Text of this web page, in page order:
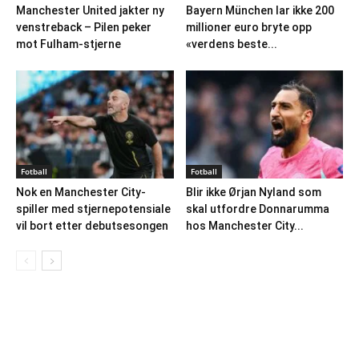
Manchester United jakter ny
venstreback – Pilen peker
mot Fulham-stjerne
Bayern München lar ikke 200
millioner euro bryte opp
«verdens beste...
Fotball
Nok en Manchester City-
spiller med stjernepotensiale
vil bort etter debutsesongen
Fotball
Blir ikke Ørjan Nyland som
skal utfordre Donnarumma
hos Manchester City...